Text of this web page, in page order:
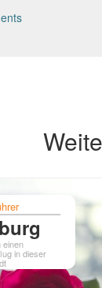
einen
in dieser